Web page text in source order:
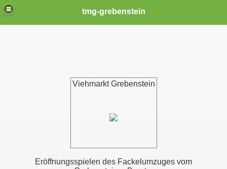
tmg-grebenstein
Viehmarkt Grebenstein
Eröffnungsspielen des Fackelumzuges vom